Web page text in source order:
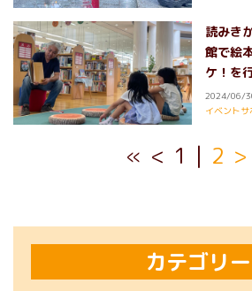
読みき
館で絵
ケ！を
2024/06/
イベントサ
« < 1 2 >
カテゴリー